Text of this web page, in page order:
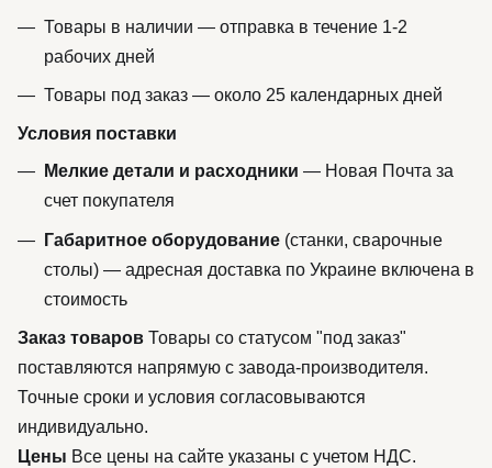
Товары в наличии — отправка в течение 1-2
рабочих дней
Товары под заказ — около 25 календарных дней
Условия поставки
Мелкие детали и расходники — Новая Почта за
счет покупателя
Габаритное оборудование (станки, сварочные
столы) — адресная доставка по Украине включена в
стоимость
Заказ товаров Товары со статусом "под заказ"
поставляются напрямую с завода-производителя.
Точные сроки и условия согласовываются
индивидуально.
Цены Все цены на сайте указаны с учетом НДС.